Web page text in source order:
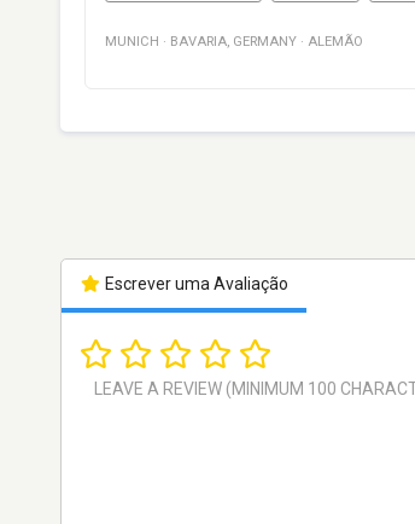
MUNICH · BAVARIA, GERMANY · ALEMÃO
Escrever uma Avaliação